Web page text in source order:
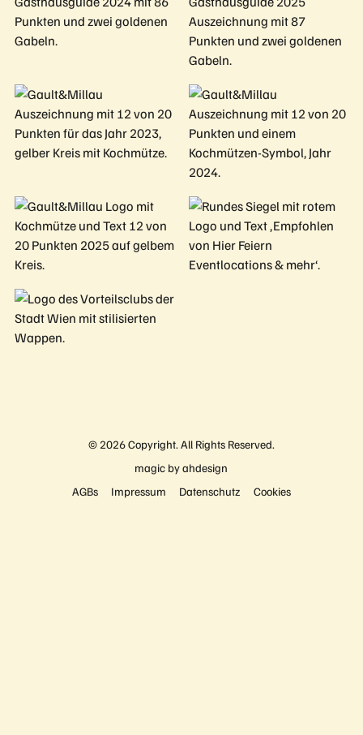
© 2026Copyright. All Rights Reserved.
magic by ahdesign
AGBs
Impressum Datenschutz Cookies